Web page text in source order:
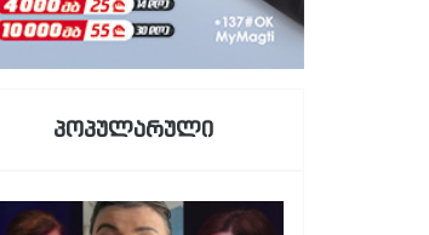
პოპულარული